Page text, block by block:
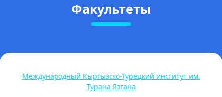
Факультеты
Международный Кыргызско-Турецкий институт им.
Турана Язгана